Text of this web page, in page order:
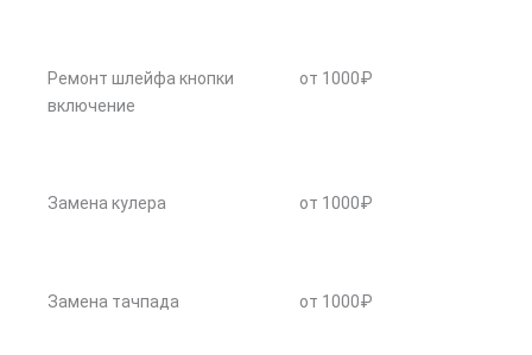
Ремонт шлейфа кнопки
включение
от 1000₽
Замена кулера от 1000₽
Замена тачпада от 1000₽